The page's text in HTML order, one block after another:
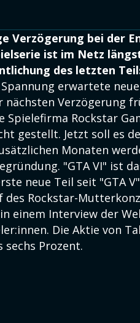
Verzögerung bei der
ist im Netz
des letzten
erwartete
nächsten Verzögerung
Spielefirma Rockstar
gestellt. Jetzt soll es
Monaten
"GTA VI" ist
neue Teil seit "GTA
des Rockstar-
einem Interview der
Die Aktie von
sechs Prozent.